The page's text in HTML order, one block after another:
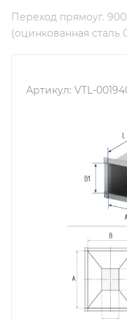
Переход прямоуг.
(оцинкованная сталь
Артикул: VTL-